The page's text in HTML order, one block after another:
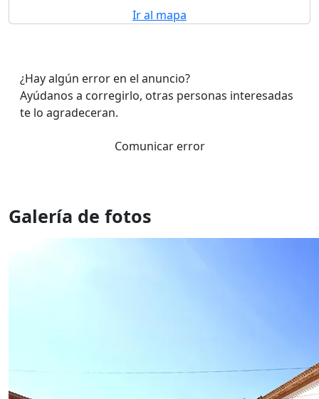
Ir al mapa
¿Hay algún error en el anuncio?
Ayúdanos a corregirlo, otras personas interesadas
te lo agradeceran.
Comunicar error
Galería de fotos